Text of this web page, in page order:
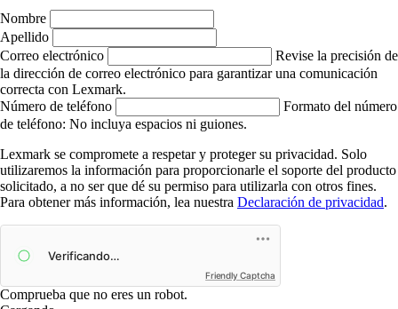
Nombre
Apellido
Correo electrónico
Revise la precisión de
la dirección de correo electrónico para garantizar una comunicación
correcta con Lexmark.
Número de teléfono
Formato del número
de teléfono: No incluya espacios ni guiones.
Lexmark se compromete a respetar y proteger su privacidad. Solo
utilizaremos la información para proporcionarle el soporte del producto
solicitado, a no ser que dé su permiso para utilizarla con otros fines.
Para obtener más información, lea nuestra Declaración de privacidad.
Friendly Captcha
Comprueba que no eres un robot.